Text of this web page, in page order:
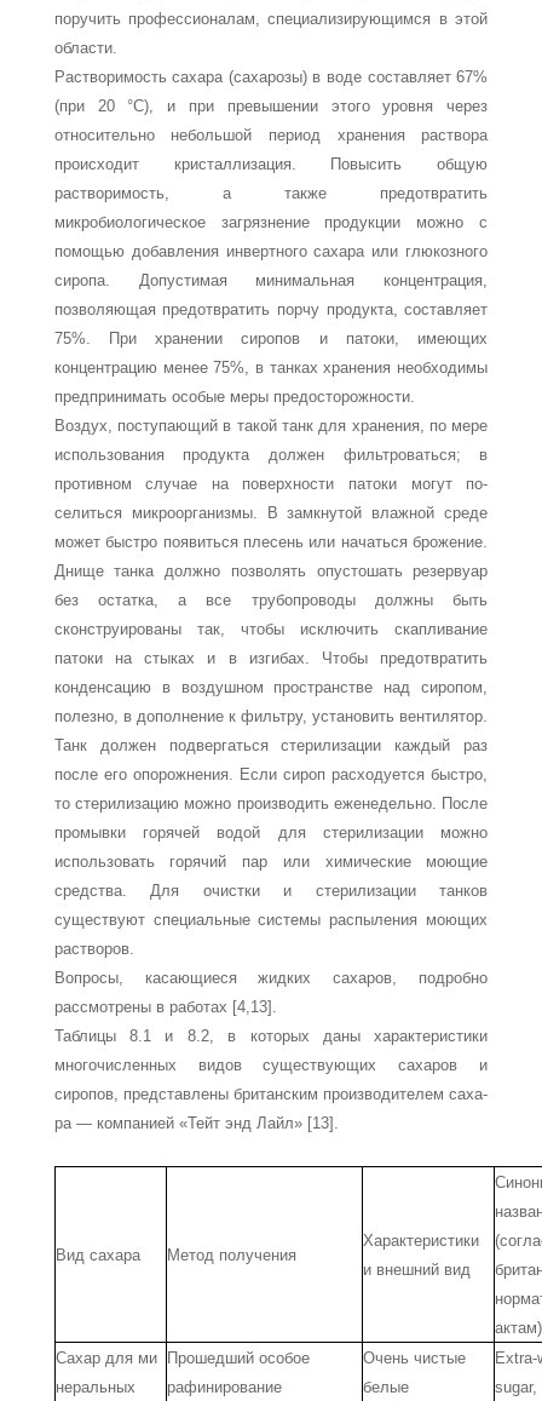
по­ручить профессионалам, специализирующимся в этой
области.
Растворимость сахара (сахарозы) в воде составляет 67%
(при 20 °С), и при пре­вышении этого уровня через
относительно небольшой период хранения раствора
происходит кристаллизация. Повысить общую
растворимость, а также предотвра­тить
микробиологическое загрязнение продукции можно с
помощью добавления инвертного сахара или глюкозного
сиропа. Допустимая минимальная концентра­ция,
позволяющая предотвратить порчу продукта, составляет
75%. При хранении сиропов и патоки, имеющих
концентрацию менее 75%, в танках хранения необходи­мы
предпринимать особые меры предосторожности.
Воздух, поступающий в такой танк для хранения, по мере
использования про­дукта должен фильтроваться; в
противном случае на поверхности патоки могут по­
селиться микроорганизмы. В замкнутой влажной среде
может быстро появиться плесень или начаться брожение.
Днище танка должно позволять опустошать резер­вуар
без остатка, а все трубопроводы должны быть
сконструированы так, чтобы ис­ключить скапливание
патоки на стыках и в изгибах. Чтобы предотвратить
конден­сацию в воздушном пространстве над сиропом,
полезно, в дополнение к фильтру, установить вентилятор.
Танк должен подвергаться стерилизации каждый раз
после его опорожнения. Если сироп расходуется быстро,
то стерилизацию можно производить еженедельно. После
промывки горячей водой для стерилизации можно
использовать горячий пар или химические моющие
средства. Для очистки и стерилизации танков
существуют специальные системы распыления моющих
растворов.
Вопросы, касающиеся жидких сахаров, подробно
рассмотрены в работах [4,13].
Таблицы 8.1 и 8.2, в которых даны характеристики
многочисленных видов су­ществующих сахаров и
сиропов, представлены британским производителем саха­
ра — компанией «Тейт энд Лайл» [13].
Вид сахара Метод получения
Характеристики
и внешний вид
актам)
Сахар для ми­
неральных
Прошедший особое
рафинирование
Очень чистые
белые
Extra-
sugar,